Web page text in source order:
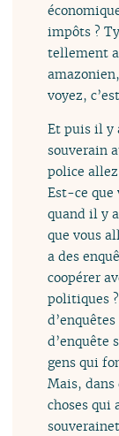
impôts ?
tellement
voyez,
Et puis il y
souverain
police
Est-ce que
quand il y
que vous
a des
coopérer
politiques
d’enquête
gens qui
Mais, dans
choses qui